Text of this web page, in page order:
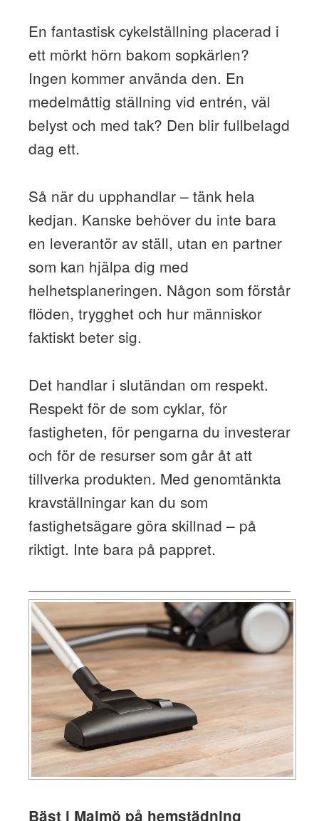
En fantastisk cykelställning placerad i
ett mörkt hörn bakom sopkärlen?
Ingen kommer använda den. En
medelmåttig ställning vid entrén, väl
belyst och med tak? Den blir fullbelagd
dag ett.
Så när du upphandlar – tänk hela
kedjan. Kanske behöver du inte bara
en leverantör av ställ, utan en partner
som kan hjälpa dig med
helhetsplaneringen. Någon som förstår
flöden, trygghet och hur människor
faktiskt beter sig.
Det handlar i slutändan om respekt.
Respekt för de som cyklar, för
fastigheten, för pengarna du investerar
och för de resurser som går åt att
tillverka produkten. Med genomtänkta
kravställningar kan du som
fastighetsägare göra skillnad – på
riktigt. Inte bara på pappret.
Bäst i Malmö på hemstädning